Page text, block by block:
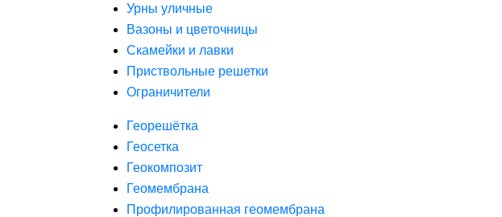
Урны уличные
Вазоны и цветочницы
Скамейки и лавки
Приствольные решетки
Ограничители
Георешётка
Геосетка
Геокомпозит
Геомембрана
Профилированная геомембрана